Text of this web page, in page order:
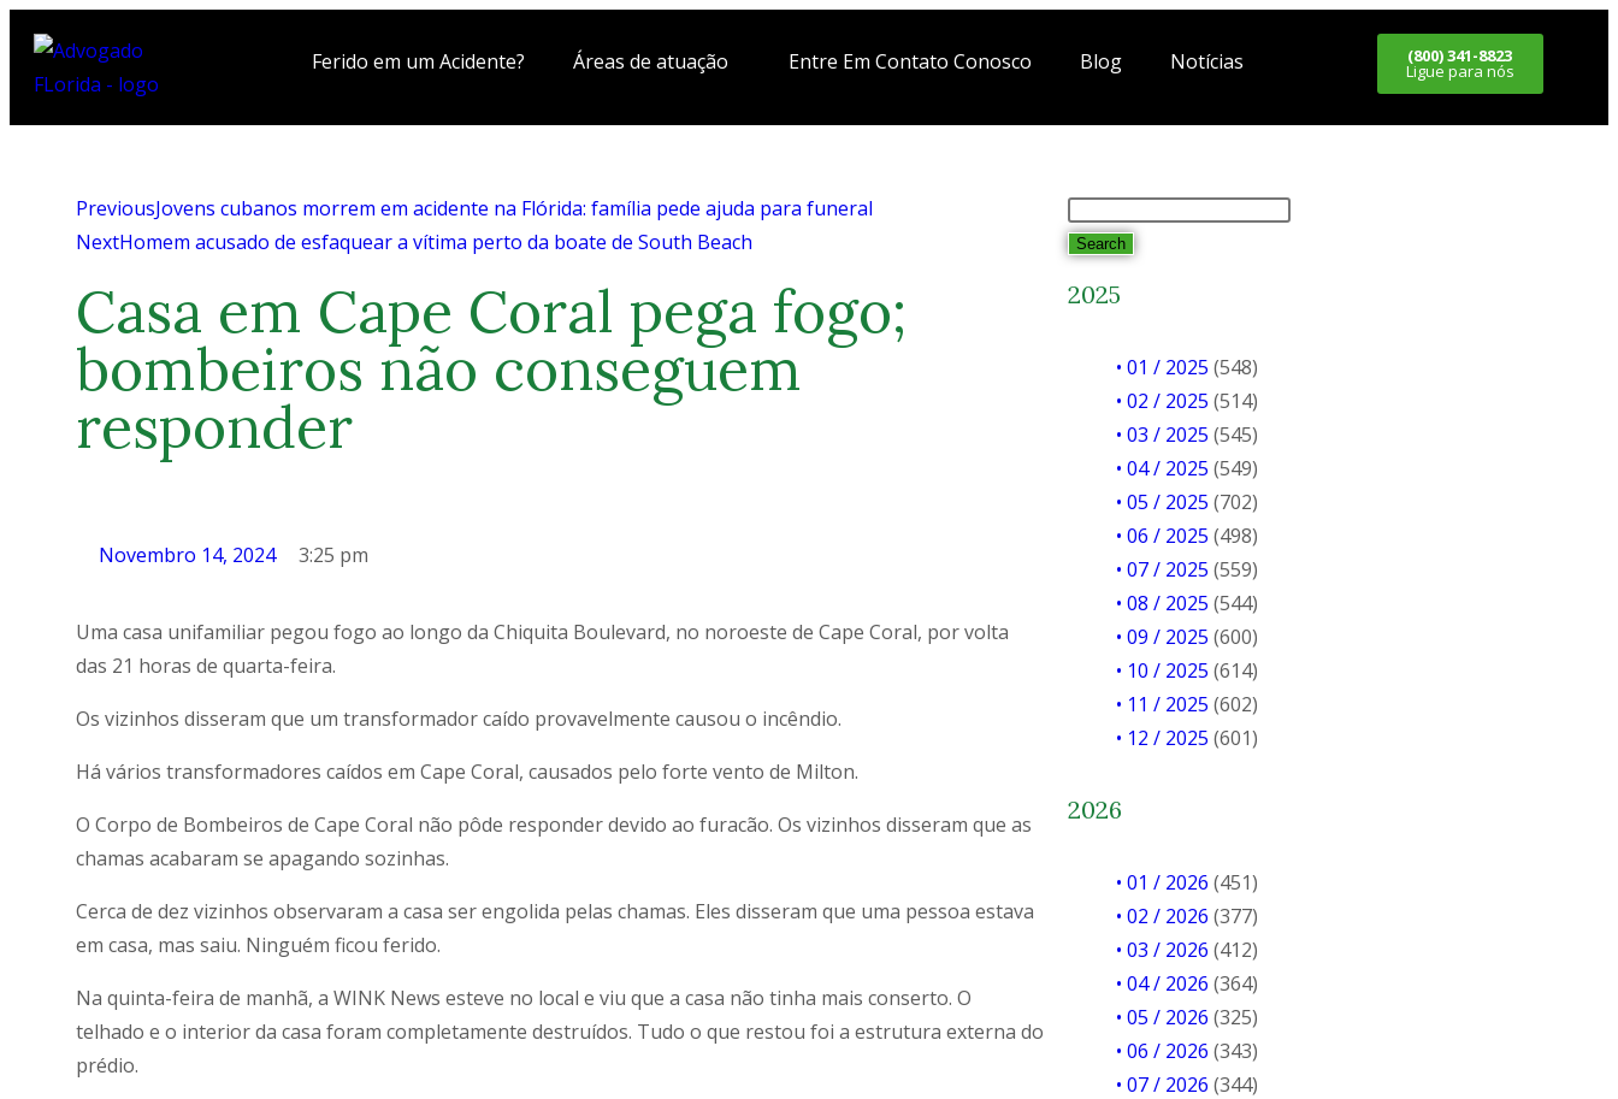
(800) 341-8823
Ligue para nós
Ferido em um Acidente? Áreas de atuação Entre Em Contato Conosco Blog Notícias
PreviousJovens cubanos morrem em acidente na Flórida: família pede ajuda para funeral
NextHomem acusado de esfaquear a vítima perto da boate de South Beach
Casa em Cape Coral pega fogo;
bombeiros não conseguem
responder
Novembro 14, 2024 3:25 pm
Uma casa unifamiliar pegou fogo ao longo da Chiquita Boulevard, no noroeste de Cape Coral, por volta
das 21 horas de quarta-feira.
Os vizinhos disseram que um transformador caído provavelmente causou o incêndio.
Há vários transformadores caídos em Cape Coral, causados pelo forte vento de Milton.
O Corpo de Bombeiros de Cape Coral não pôde responder devido ao furacão. Os vizinhos disseram que as
chamas acabaram se apagando sozinhas.
Cerca de dez vizinhos observaram a casa ser engolida pelas chamas. Eles disseram que uma pessoa estava
em casa, mas saiu. Ninguém ficou ferido.
Na quinta-feira de manhã, a WINK News esteve no local e viu que a casa não tinha mais conserto. O
telhado e o interior da casa foram completamente destruídos. Tudo o que restou foi a estrutura externa do
prédio.
Search
2025
• 01 / 2025 (548)
• 02 / 2025 (514)
• 03 / 2025 (545)
• 04 / 2025 (549)
• 05 / 2025 (702)
• 06 / 2025 (498)
• 07 / 2025 (559)
• 08 / 2025 (544)
• 09 / 2025 (600)
• 10 / 2025 (614)
• 11 / 2025 (602)
• 12 / 2025 (601)
2026
• 01 / 2026 (451)
• 02 / 2026 (377)
• 03 / 2026 (412)
• 04 / 2026 (364)
• 05 / 2026 (325)
• 06 / 2026 (343)
• 07 / 2026 (344)